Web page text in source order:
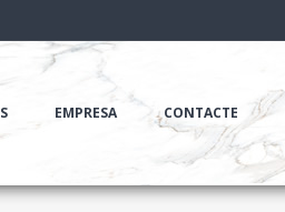
EMPRESA CONTACTE